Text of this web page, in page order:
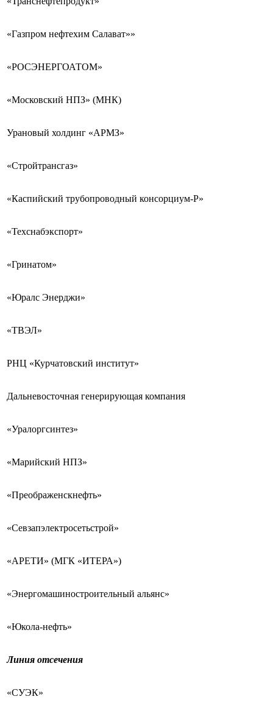
«Газпром нефтехим Салават»»
«РОСЭНЕРГОАТОМ»
«Московский НПЗ» (МНК)
Урановый холдинг «АРМЗ»
«Стройтрансгаз»
«Каспийский трубопроводный консорциум-Р»
«Техснабэкспорт»
«Гринатом»
«Юралс Энерджи»
«ТВЭЛ»
РНЦ «Курчатовский институт»
Дальневосточная генерирующая компания
«Уралоргсинтез»
«Марийский НПЗ»
«Преображенскнефть»
«Севзапэлектросетьстрой»
«АРЕТИ» (МГК «ИТЕРА»)
«Энергомашиностроительный альянс»
«Юкола‐нефть»
Линия отсечения
«СУЭК»